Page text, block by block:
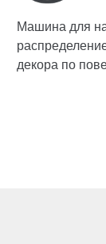
Машина для
декора по